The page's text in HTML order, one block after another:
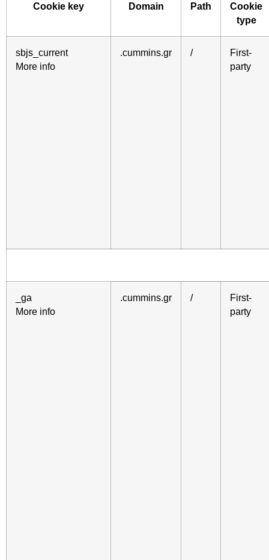
Cookie key Domain Path
Cookie
type
sbjs_current
More info
.cummins.gr /
First-
party
_ga
More info
.cummins.gr /
First-
party